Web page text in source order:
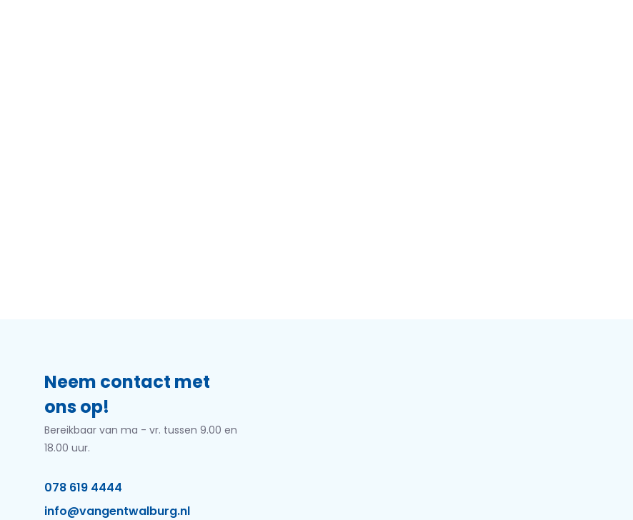
Neem contact met
ons op!
Bereikbaar van ma - vr. tussen 9.00 en
18.00 uur.
078 619 4444
info@vangentwalburg.nl